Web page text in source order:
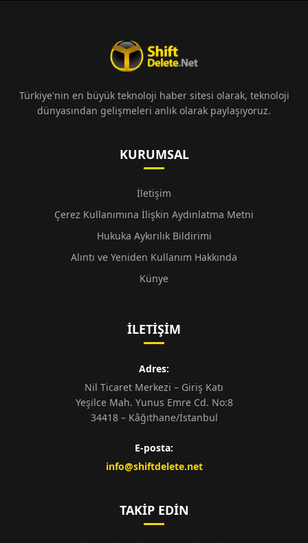
Türkiye'nin en büyük teknoloji haber sitesi olarak, teknoloji
dünyasından gelişmeleri anlık olarak paylaşıyoruz.
KURUMSAL
İletişim
Çerez Kullanımına İlişkin Aydınlatma Metni
Hukuka Aykırılık Bildirimi
Alıntı ve Yeniden Kullanım Hakkında
Künye
İLETIŞIM
Adres:
Nil Ticaret Merkezi – Giriş Katı
Yeşilce Mah. Yunus Emre Cd. No:8
34418 – Kâğıthane/İstanbul
E-posta:
info@shiftdelete.net
TAKIP EDIN